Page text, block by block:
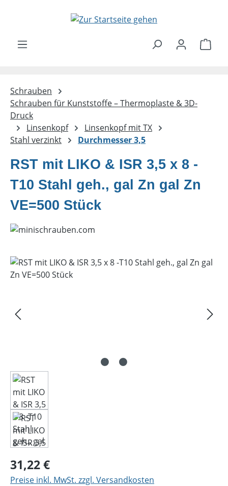
Zum Hauptinhalt springen
Schrauben
Schrauben für Kunststoffe – Thermoplaste & 3D-
Druck
Linsenkopf
Linsenkopf mit TX
Stahl verzinkt
Durchmesser 3,5
RST mit LIKO & ISR 3,5 x 8 -
T10 Stahl geh., gal Zn gal Zn
VE=500 Stück
Bildergalerie überspringen
Regulärer Preis:
31,22 €
Preise inkl. MwSt. zzgl. Versandkosten